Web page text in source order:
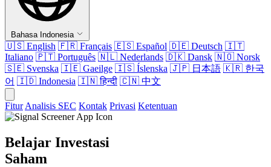
Bahasa Indonesia
🇺🇸 English 🇫🇷 Français 🇪🇸 Español 🇩🇪 Deutsch 🇮🇹
Italiano 🇵🇹 Português 🇳🇱 Nederlands 🇩🇰 Dansk 🇳🇴 Norsk
🇸🇪 Svenska 🇮🇪 Gaeilge 🇮🇸 Íslenska 🇯🇵 日本語 🇰🇷 한국
어 🇮🇩 Indonesia 🇮🇳हिन्दी 🇨🇳 中文
Fitur Analisis SEC Kontak Privasi Ketentuan
Belajar Investasi
Saham